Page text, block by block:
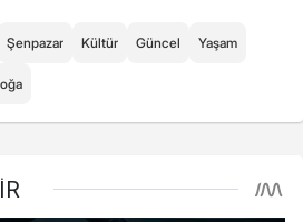
Şenpazar Kültür Güncel Yaşam